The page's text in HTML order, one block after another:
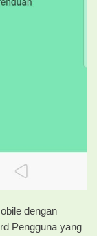
dengan
Pengguna yang